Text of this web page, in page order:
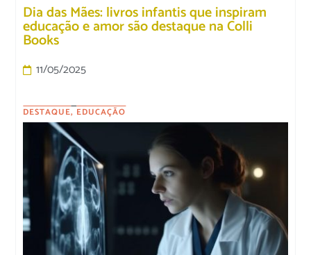
Dia das Mães: livros infantis que inspiram
educação e amor são destaque na Colli
Books
11/05/2025
DESTAQUE, EDUCAÇÃO